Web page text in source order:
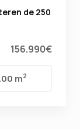
de 250
156.990€
m2